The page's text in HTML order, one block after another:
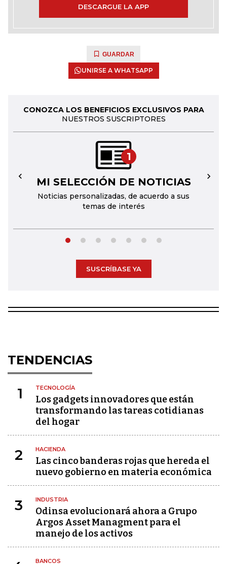
DESCARGUE LA APP
GUARDAR
UNIRSE A WHATSAPP
CONOZCA LOS BENEFICIOS EXCLUSIVOS PARA
NUESTROS SUSCRIPTORES
1
MI SELECCIÓN DE NOTICIAS
Noticias personalizadas, de acuerdo a sus
temas de interés
← →
SUSCRÍBASE YA
TENDENCIAS
1 TECNOLOGÍA
Los gadgets innovadores que están
transformando las tareas cotidianas
del hogar
2 HACIENDA
Las cinco banderas rojas que hereda el
nuevo gobierno en materia económica
3 INDUSTRIA
Odinsa evolucionará ahora a Grupo
Argos Asset Managment para el
manejo de los activos
BANCOS